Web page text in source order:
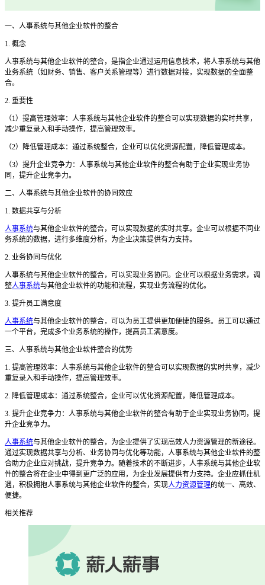
一、人事系统与其他企业软件的整合
1. 概念
人事系统与其他企业软件的整合，是指企业通过运用信息技术，将人事系统与其他
业务系统（如财务、销售、客户关系管理等）进行数据对接，实现数据的全面整
合。
2. 重要性
（1）提高管理效率：人事系统与其他企业软件的整合可以实现数据的实时共享，
减少重复录入和手动操作，提高管理效率。
（2）降低管理成本：通过系统整合，企业可以优化资源配置，降低管理成本。
（3）提升企业竞争力：人事系统与其他企业软件的整合有助于企业实现业务协
同，提升企业竞争力。
二、人事系统与其他企业软件的协同效应
1. 数据共享与分析
人事系统与其他企业软件的整合，可以实现数据的实时共享。企业可以根据不同业
务系统的数据，进行多维度分析，为企业决策提供有力支持。
2. 业务协同与优化
人事系统与其他企业软件的整合，可以实现业务协同。企业可以根据业务需求，调
整人事系统与其他企业软件的功能和流程，实现业务流程的优化。
3. 提升员工满意度
人事系统与其他企业软件的整合，可以为员工提供更加便捷的服务。员工可以通过
一个平台，完成多个业务系统的操作，提高员工满意度。
三、人事系统与其他企业软件整合的优势
1. 提高管理效率：人事系统与其他企业软件的整合可以实现数据的实时共享，减少
重复录入和手动操作，提高管理效率。
2. 降低管理成本：通过系统整合，企业可以优化资源配置，降低管理成本。
3. 提升企业竞争力：人事系统与其他企业软件的整合有助于企业实现业务协同，提
升企业竞争力。
人事系统与其他企业软件的整合，为企业提供了实现高效人力资源管理的新途径。
通过实现数据共享与分析、业务协同与优化等功能，人事系统与其他企业软件的整
合助力企业应对挑战，提升竞争力。随着技术的不断进步，人事系统与其他企业软
件的整合将在企业中得到更广泛的应用，为企业发展提供有力支持。企业应抓住机
遇，积极拥抱人事系统与其他企业软件的整合，实现人力资源管理的统一、高效、
便捷。
相关推荐